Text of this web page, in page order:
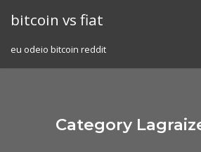
bitcoin vs fiat
eu odeio bitcoin reddit
Category